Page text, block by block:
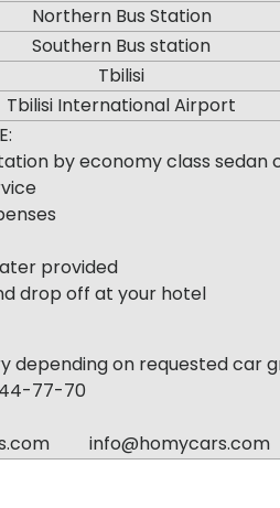
Northern Bus Station
Southern Bus station
Tbilisi
Tbilisi International Airport
by economy class sedan
provided
drop off at your hotel
depending on requested car
77-70
info@homycars.com